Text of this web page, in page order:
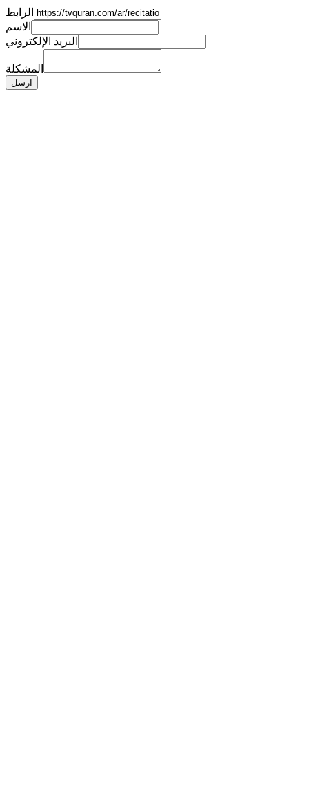
الرابط
الاسم
البريد الإلكتروني
المشكلة
ارسل